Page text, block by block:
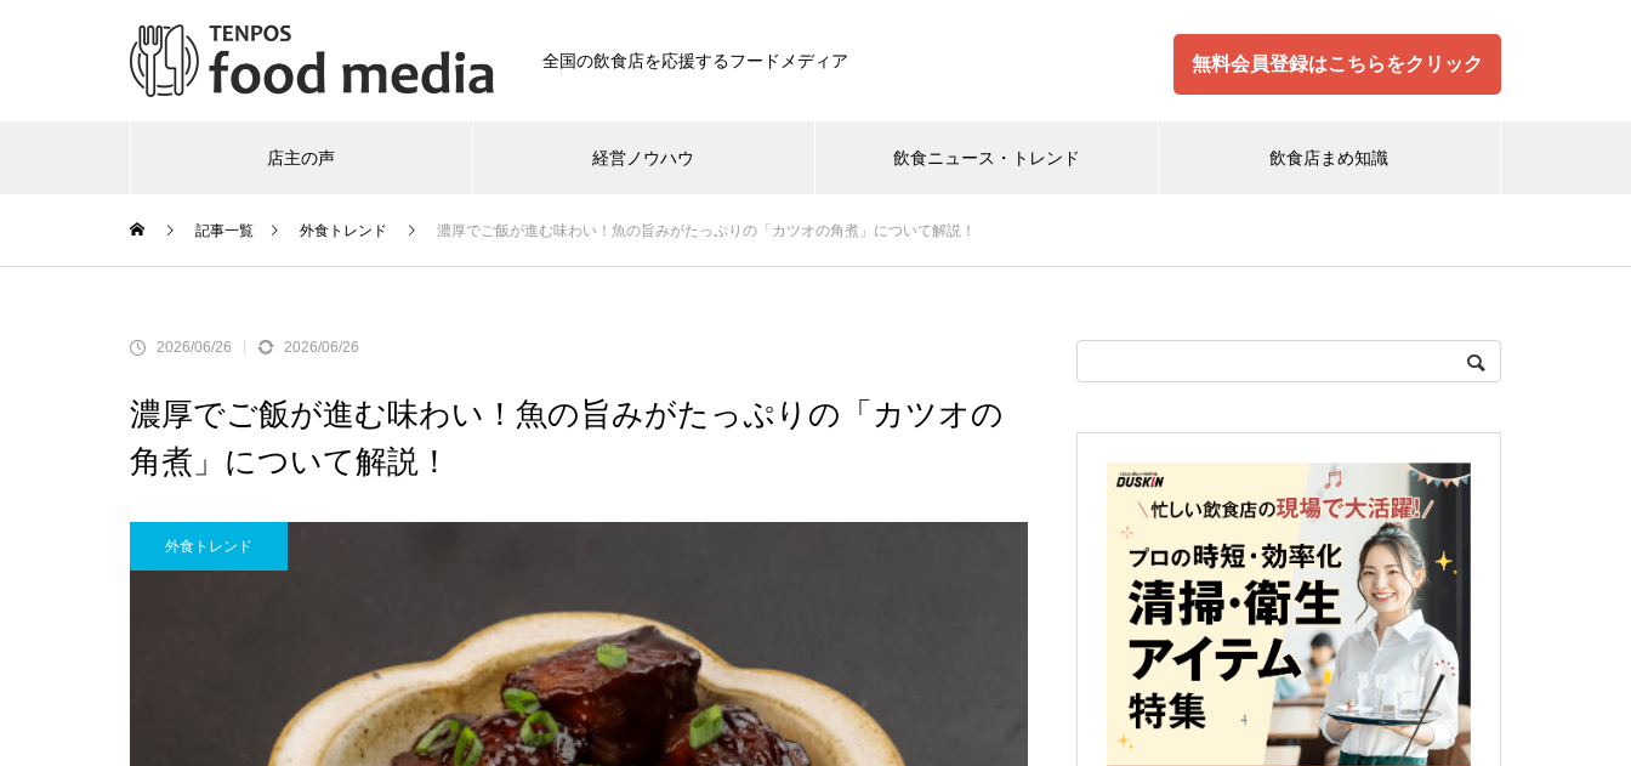
全国の飲食店を応援するフードメディア 無料会員登録はこちらをクリック
店主の声 経営ノウハウ 飲食ニュース・トレンド 飲食店まめ知識
記事一覧 外食トレンド 濃厚でご飯が進む味わい！魚の旨みがたっぷりの「カツオの角煮」について解説！
2026/06/26 2026/06/26
濃厚でご飯が進む味わい！魚の旨みがたっぷりの「カツオの
角煮」について解説！
外食トレンド